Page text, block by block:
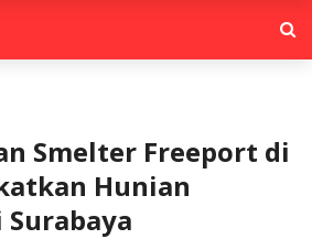
Smelter Freeport di
Hunian